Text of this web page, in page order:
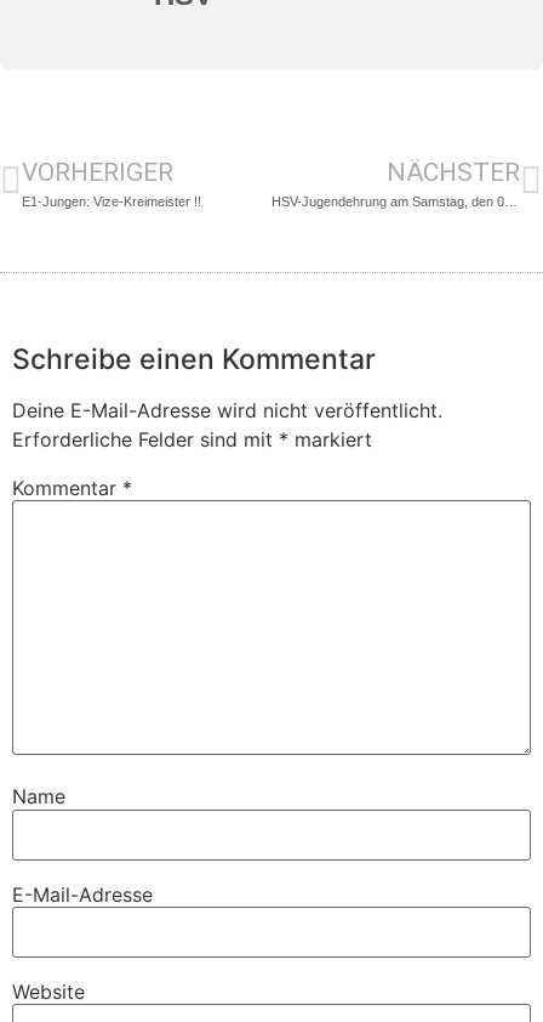
VORHERIGER
E1-Jungen: Vize-Kreimeister !!
NÄCHSTER
HSV-Jugendehrung am Samstag, den 06.04.19
Schreibe einen Kommentar
Deine E-Mail-Adresse wird nicht veröffentlicht.
Erforderliche Felder sind mit * markiert
Kommentar *
Name
E-Mail-Adresse
Website